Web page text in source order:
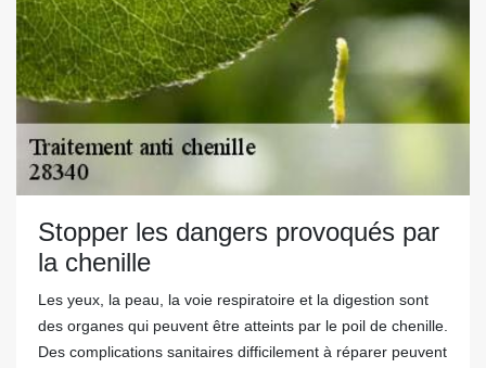
Stopper les dangers provoqués par
la chenille
Les yeux, la peau, la voie respiratoire et la digestion sont
des organes qui peuvent être atteints par le poil de chenille.
Des complications sanitaires difficilement à réparer peuvent